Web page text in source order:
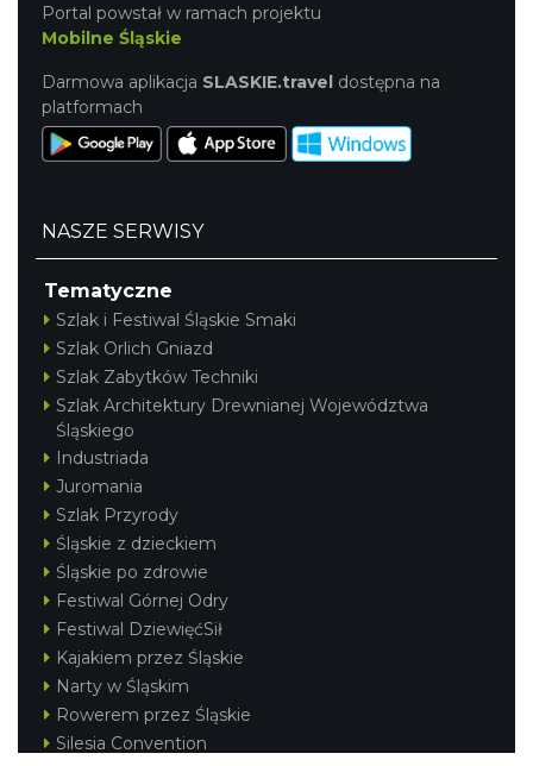
Portal powstał w ramach projektu
Mobilne Śląskie
Darmowa aplikacja SLASKIE.travel dostępna na
platformach
NASZE SERWISY
Tematyczne
Szlak i Festiwal Śląskie Smaki
Szlak Orlich Gniazd
Szlak Zabytków Techniki
Szlak Architektury Drewnianej Województwa
Śląskiego
Industriada
Juromania
Szlak Przyrody
Śląskie z dzieckiem
Śląskie po zdrowie
Festiwal Górnej Odry
Festiwal DziewięćSił
Kajakiem przez Śląskie
Narty w Śląskim
Rowerem przez Śląskie
Silesia Convention